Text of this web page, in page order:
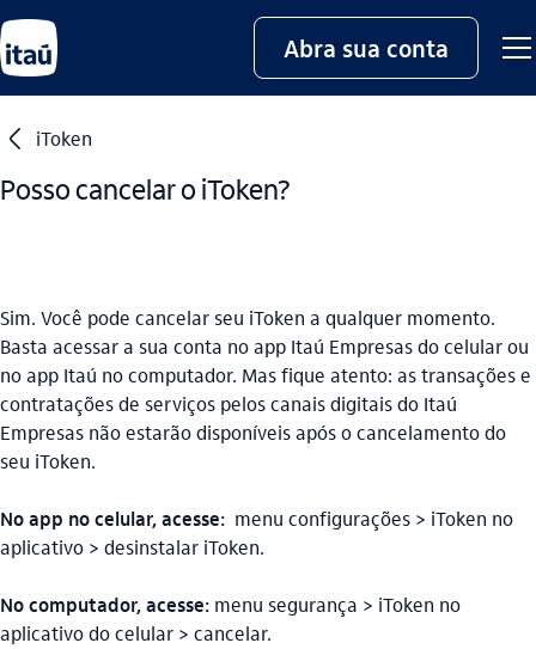
Abra sua conta
seta_esquerda iToken
Posso cancelar o iToken?
Sim. Você pode cancelar seu iToken a qualquer momento.
Basta acessar a sua conta no app Itaú Empresas do celular ou
no app Itaú no computador. Mas fique atento: as transações e
contratações de serviços pelos canais digitais do Itaú
Empresas não estarão disponíveis após o cancelamento do
seu iToken.
No app no celular, acesse: menu configurações > iToken no
aplicativo > desinstalar iToken.
No computador, acesse: menu segurança > iToken no
aplicativo do celular > cancelar.